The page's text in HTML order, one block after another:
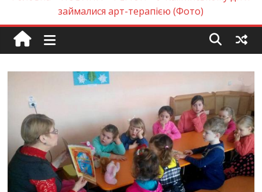
займалися арт-терапією (Фото)